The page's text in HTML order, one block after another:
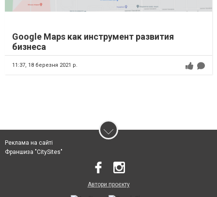
Google Maps как инструмент развития
бизнеса
11:37, 18 березня 2021 р.
Реклама на сайті
Франшиза "CitySites"
Автори проєкту